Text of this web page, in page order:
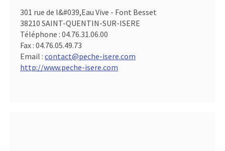
301 rue de l&#039,Eau Vive - Font Besset
38210 SAINT-QUENTIN-SUR-ISERE
Téléphone : 04.76.31.06.00
Fax : 04.76.05.49.73
Email : contact@peche-isere.com
http://www.peche-isere.com